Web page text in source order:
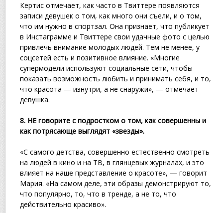
Кертис отмечает, как часто в Твиттере появляются
записи девушек о том, как много они съели, и о том,
что им нужно в спортзал. Она признает, что публикует
в Инстаграмме и Твиттере свои удачные фото с целью
привлечь внимание молодых людей. Тем не менее, у
соцсетей есть и позитивное влияние. «Многие
супермодели используют социальные сети, чтобы
показать возможность любить и принимать себя, и то,
что красота — изнутри, а не снаружи», — отмечает
девушка.
8. НЕ говорите с подростком о том, как совершенны и
как потрясающе выглядят «звезды».
«С самого детства, совершенно естественно смотреть
на людей в кино и на ТВ, в глянцевых журналах, и это
влияет на наше представление о красоте», — говорит
Мария. «На самом деле, эти образы демонстрируют то,
что популярно, то, что в тренде, а не то, что
действительно красиво».